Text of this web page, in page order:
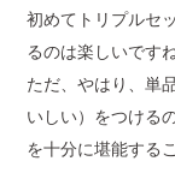
初めてトリプルセ
るのは楽しいですね
ただ、やはり、単
いしい）をつける
を十分に堪能する